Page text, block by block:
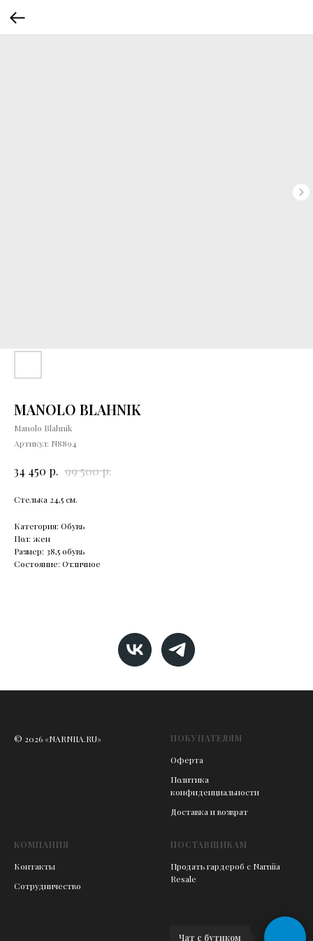
MANOLO BLAHNIK
Manolo Blahnik
Артикул: N8894
34 450 р. 99 500р.
Стелька 24,5 см.
Категория: Обувь
Пол: жен
Размер: 38,5 обувь
Состояние: Отличное
© 2026 «NARNIIA.RU»
ПОКУПАТЕЛЯМ
Оферта
Политика
конфиденциальности
Доставка и возврат
КОМПАНИЯ
Контакты
Сотрудничество
ПОСТАВЩИКАМ
Продать гардероб с Narniia
Resale
Чат с бутиком